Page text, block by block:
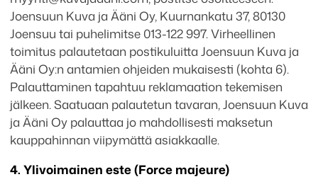
Joensuun Kuva ja Ääni Oy, Kuurnankatu 37, 80130
Joensuu tai puhelimitse 013-122 997. Virheellinen
toimitus palautetaan postikuluitta Joensuun Kuva ja
Ääni Oy:n antamien ohjeiden mukaisesti (kohta 6).
Palauttaminen tapahtuu reklamaation tekemisen
jälkeen. Saatuaan palautetun tavaran, Joensuun Kuva
ja Ääni Oy palauttaa jo mahdollisesti maksetun
kauppahinnan viipymättä asiakkaalle.
4. Ylivoimainen este (Force majeure)